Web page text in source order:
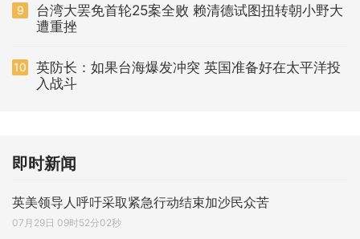
9
台湾大罢免首轮25案全败 赖清德试图扭转朝小野大
遭重挫
10
英防长：如果台海爆发冲突 英国准备好在太平洋投
入战斗
即时新闻
英美领导人呼吁采取紧急行动结束加沙民众苦
07月29日 09时52分02秒